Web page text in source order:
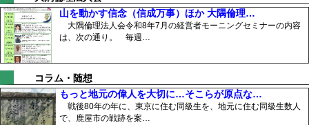
山を動かす信念（信成万事）ほか 大隅倫理…
大隅倫理法人会令和8年7月の経営者モーニングセミナーの内容
は、次の通り。 毎週…
コラム・随想
もっと地元の偉人を大切に…そこらが原点な…
戦後80年の年に、東京に住む同級生を、地元に住む同級生数人
で、鹿屋市の戦跡を案…